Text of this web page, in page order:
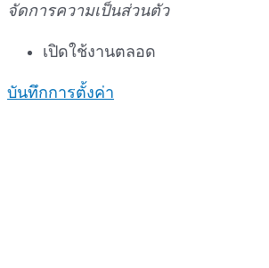
จัดการความเป็นส่วนตัว
เปิดใช้งานตลอด
บันทึกการตั้งค่า